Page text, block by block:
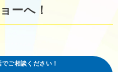
ーへ！
ご相談ください！